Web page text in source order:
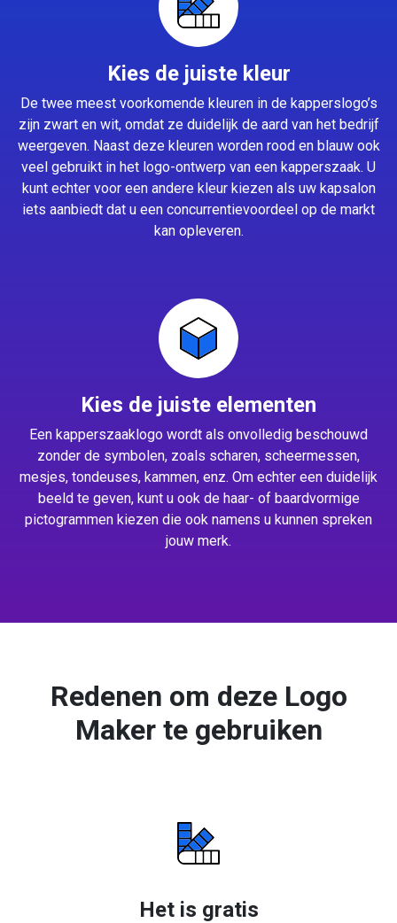
Kies de juiste kleur
De twee meest voorkomende kleuren in de kapperslogo’s
zijn zwart en wit, omdat ze duidelijk de aard van het bedrijf
weergeven. Naast deze kleuren worden rood en blauw ook
veel gebruikt in het logo-ontwerp van een kapperszaak. U
kunt echter voor een andere kleur kiezen als uw kapsalon
iets aanbiedt dat u een concurrentievoordeel op de markt
kan opleveren.
Kies de juiste elementen
Een kapperszaaklogo wordt als onvolledig beschouwd
zonder de symbolen, zoals scharen, scheermessen,
mesjes, tondeuses, kammen, enz. Om echter een duidelijk
beeld te geven, kunt u ook de haar- of baardvormige
pictogrammen kiezen die ook namens u kunnen spreken
jouw merk.
Redenen om deze Logo
Maker te gebruiken
Het is gratis